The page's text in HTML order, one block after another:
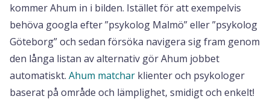
kommer Ahum in i bilden. Istället för att exempelvis
behöva googla efter ”psykolog Malmö” eller ”psykolog
Göteborg” och sedan försöka navigera sig fram genom
den långa listan av alternativ gör Ahum jobbet
automatiskt. Ahum matchar klienter och psykologer
baserat på område och lämplighet, smidigt och enkelt!